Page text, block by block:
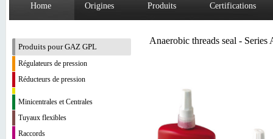
Home Origines Produits Certifications
Produits pour GAZ GPL
Régulateurs de pression
Réducteurs de pression
Minicentrales et Centrales
Tuyaux flexibles
Raccords
Anaerobic threads seal - Series